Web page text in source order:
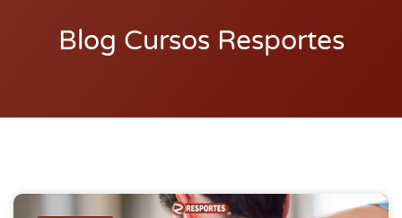
Blog Cursos Resportes